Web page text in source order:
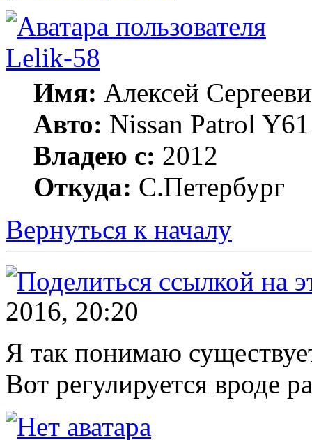
Lelik-58
Имя: Алексей
Авто: Nissan Patrol
Владею с: 2012
Откуда: С.Петербург
Вернуться к началу
2016, 20:20
Я так понимаю
Вот регулируется вроде